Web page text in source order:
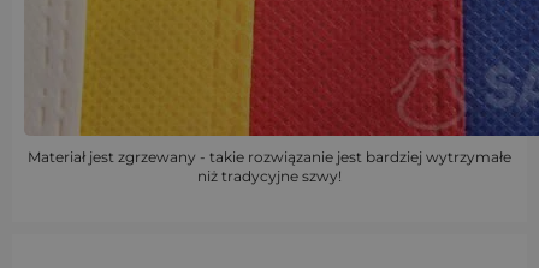
Materiał jest zgrzewany - takie rozwiązanie jest bardziej wytrzymałe
niż tradycyjne szwy!